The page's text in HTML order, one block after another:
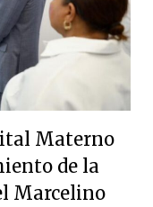
Materno
de la
Marcelino